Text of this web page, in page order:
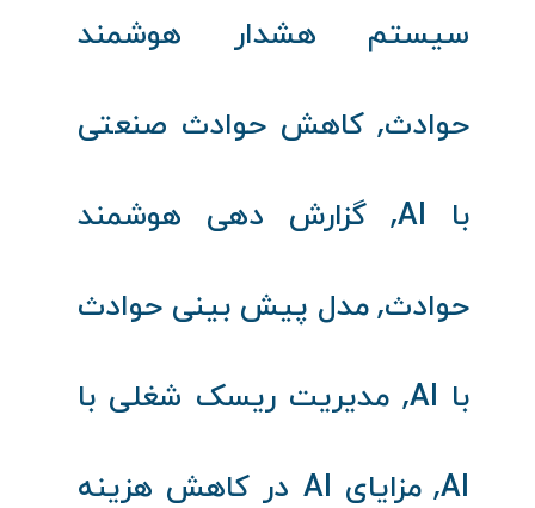
سیستم هشدار هوشمند
حوادث, کاهش حوادث صنعتی
با AI , گزارش‌ دهی هوشمند
حوادث, مدل پیش‌ بینی حوادث
با AI , مدیریت ریسک شغلی با
AI
, مزایای AI در کاهش هزینه‌